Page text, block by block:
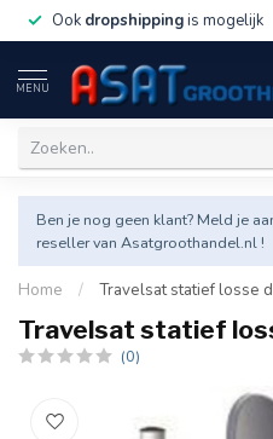
Ook dropshippingis mogelijk
MENU
Ben je nog geen klant? Meld je
reseller van Asatgroothandel.nl !
Home / Travelsat statief losse
Travelsat statief
(0)